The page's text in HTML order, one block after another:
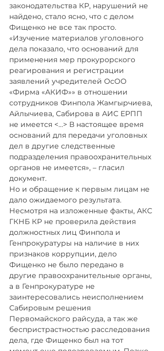
законодательства КР, нарушений не
найдено, стало ясно, что с делом
Фищенко не все так просто.
«Изучение материалов уголовного
дела показало, что оснований для
применения мер прокурорского
реагирования и регистрации
заявлений учредителей ОсОО
«Фирма «АКИФ»» в отношении
сотрудников Финпола Жамгырчиева,
Айлычиева, Сабирова в АИС ЕРПП
не имеется <…> В настоящее время
оснований для передачи уголовных
дел в другие следственные
подразделения правоохранительных
органов не имеется», – гласил
документ.
Но и обращение к первым лицам не
дало ожидаемого результата.
Несмотря на изложенные факты, АКС
ГКНБ КР не проверила действия
должностных лиц Финпола и
Генпрокуратуры на наличие в них
признаков коррупции, дело
Фищенко не было передано в
другие правоохранительные органы,
а в Генпрокуратуре не
заинтересовались неисполнением
Сабировым решения
Первомайского райсуда, а так же
беспристрастностью расследования
дела, где Фищенко был на тот